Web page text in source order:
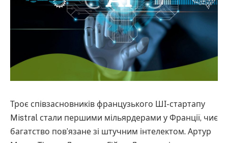
Троє співзасновників французького ШІ-стартапу
Mistral стали першими мільярдерами у Франції, чиє
багатство пов’язане зі штучним інтелектом. Артур